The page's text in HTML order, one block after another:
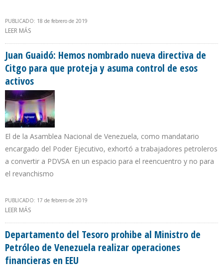
PUBLICADO: 18 de febrero de 2019
LEER MÁS
Juan Guaidó: Hemos nombrado nueva directiva de
Citgo para que proteja y asuma control de esos
activos
El de la Asamblea Nacional de Venezuela, como mandatario
encargado del Poder Ejecutivo, exhortó a trabajadores petroleros
a convertir a PDVSA en un espacio para el reencuentro y no para
el revanchismo
PUBLICADO: 17 de febrero de 2019
LEER MÁS
Departamento del Tesoro prohibe al Ministro de
Petróleo de Venezuela realizar operaciones
financieras en EEU